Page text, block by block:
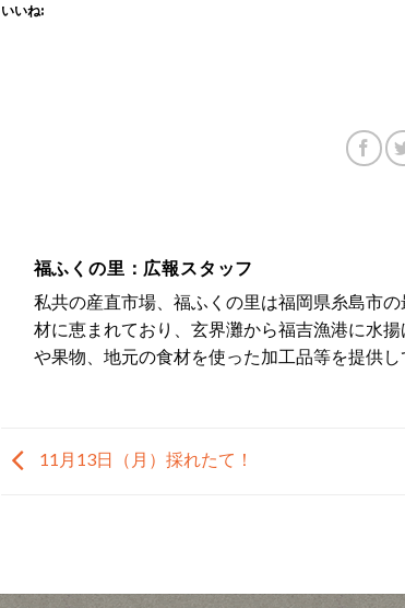
いいね:
福ふくの里：広報スタッフ
私共の産直市場、福ふくの里は福岡県糸島市
材に恵まれており、玄界灘から福吉漁港に水
や果物、地元の食材を使った加工品等を提供し
11月13日（月）採れたて！